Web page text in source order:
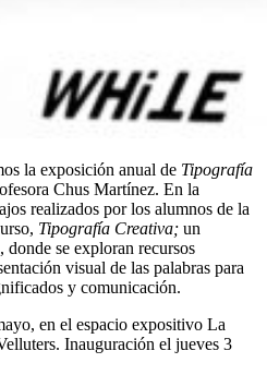
la exposición anual de Tipografía
Chus Martínez. En la
realizados por los alumnos de la
Tipografía Creativa; un
se exploran recursos
visual de las palabras para
y comunicación.
en el espacio expositivo La
Inauguración el jueves 3